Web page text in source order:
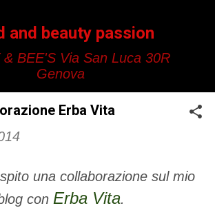
and beauty passion
& BEE'S Via San Luca 30R
Genova
Erba Vita
una collaborazione sul mio
con Erba Vita.